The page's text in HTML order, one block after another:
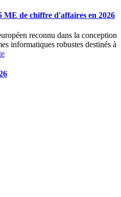
ME de chiffre d'affaires en 2026
reconnu dans la conception
informatiques robustes destinés à